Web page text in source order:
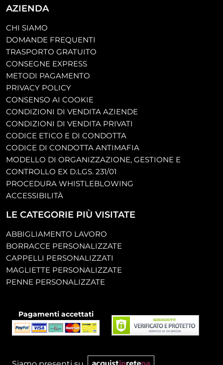
AZIENDA
CHI SIAMO
DOMANDE FREQUENTI
TRASPORTO GRATUITO
CONSEGNE EXPRESS
METODI PAGAMENTO
PRIVACY POLICY
CONSENSO AI COOKIE
CONDIZIONI DI VENDITA AZIENDE
CONDIZIONI DI VENDITA PRIVATI
CODICE ETICO E DI CONDOTTA
CODICE DI CONDOTTA ANTIMAFIA
MODELLO DI ORGANIZZAZIONE, GESTIONE E
CONTROLLO EX D.LGS. 231/01
PROCEDURA WHISTLEBLOWING
ACCESSIBILITÀ
LE CATEGORIE PIÙ VISITATE
ABBIGLIAMENTO LAVORO
BORRACCE PERSONALIZZATE
CAPPELLI PERSONALIZZATI
MAGLIETTE PERSONALIZZATE
PENNE PERSONALIZZATE
Pagamenti accettati